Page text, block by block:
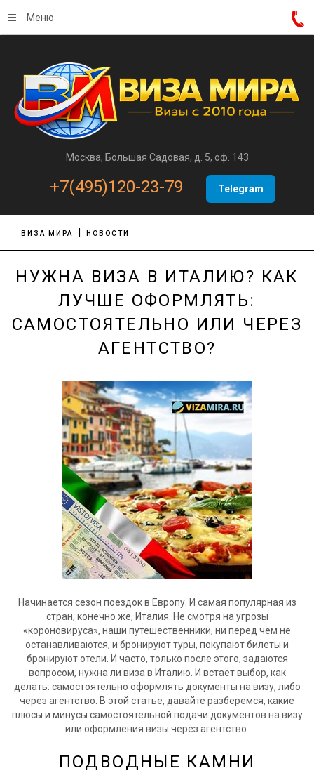
Москва, Большая Садовая, д. 5, оф. 143
+7(495)120-23-79 Telegram
Меню
ВИЗА МИРА НОВОСТИ
НУЖНА ВИЗА В ИТАЛИЮ? КАК
ЛУЧШЕ ОФОРМЛЯТЬ:
САМОСТОЯТЕЛЬНО ИЛИ ЧЕРЕЗ
АГЕНТСТВО?
Начинается сезон поездок в Европу. И самая популярная из
стран, конечно же, Италия. Не смотря на угрозы
«короновируса», наши путешественники, ни перед чем не
останавливаются, и бронируют туры, покупают билеты и
бронируют отели. И часто, только после этого, задаются
вопросом, нужна ли виза в Италию. И встаёт выбор, как
делать: самостоятельно оформлять документы на визу, либо
через агентство. В этой статье, давайте разберемся, какие
плюсы и минусы самостоятельной подачи документов на визу
или оформления визы через агентство.
ПОДВОДНЫЕ КАМНИ